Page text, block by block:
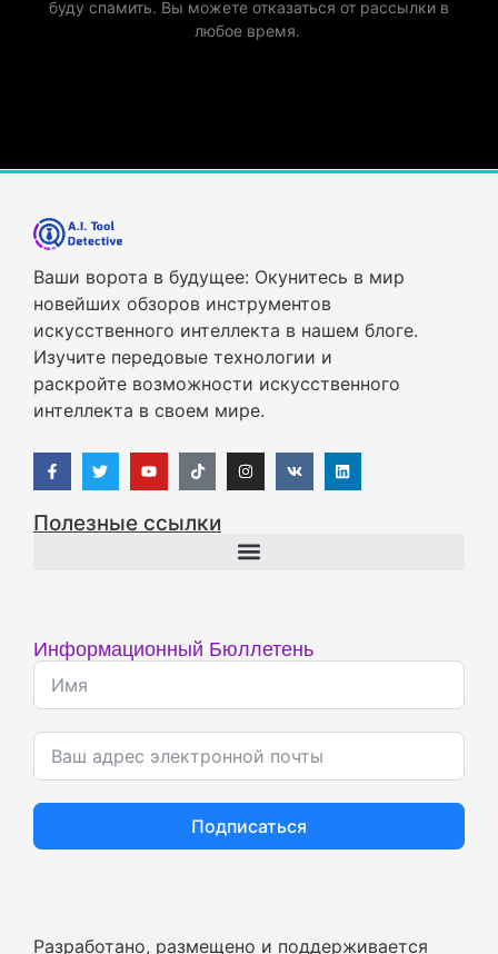
буду спамить. Вы можете отказаться от рассылки в
любое время.
Ваши ворота в будущее: Окунитесь в мир
новейших обзоров инструментов
искусственного интеллекта в нашем блоге.
Изучите передовые технологии и
раскройте возможности искусственного
интеллекта в своем мире.
Полезные ссылки
Информационный Бюллетень
Подписаться
Разработано, размещено и поддерживается